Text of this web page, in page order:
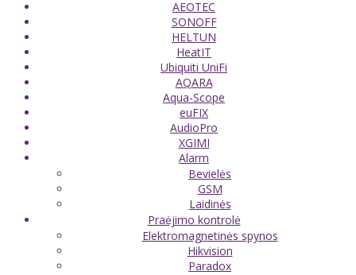
AEOTEC
SONOFF
HELTUN
HeatIT
Ubiquiti UniFi
AQARA
Aqua-Scope
euFIX
AudioPro
XGIMI
Alarm
Bevielės
GSM
Laidinės
Praėjimo kontrolė
Elektromagnetinės spynos
Hikvision
Paradox